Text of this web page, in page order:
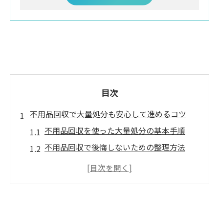
目次
不用品回収で大量処分も安心して進めるコツ
不用品回収を使った大量処分の基本手順
不用品回収で後悔しないための整理方法
捨ててよかったものランキング活用法